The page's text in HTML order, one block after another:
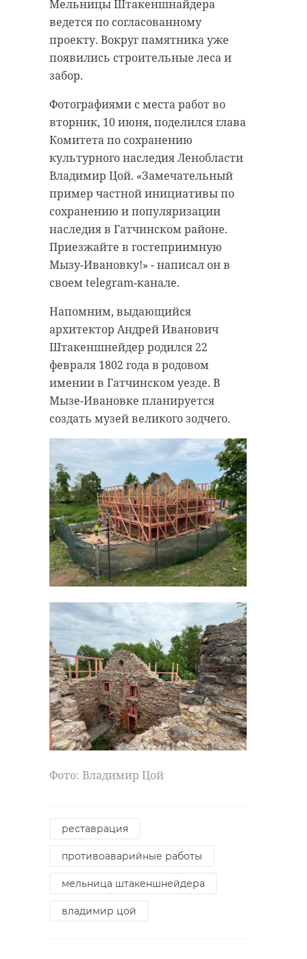
Мельницы Штакеншнайдера
ведется по согласованному
проекту. Вокруг памятника уже
появились строительные леса и
забор.
Фотографиями с места работ во
вторник, 10 июня, поделился глава
Комитета по сохранению
культурного наследия Ленобласти
Владимир Цой. «Замечательный
пример частной инициативы по
сохранению и популяризации
наследия в Гатчинском районе.
Приезжайте в гостеприимную
Мызу-Ивановку!» - написал он в
своем telegram-канале.
Напомним, выдающийся
архитектор Андрей Иванович
Штакеншнейдер родился 22
февраля 1802 года в родовом
имении в Гатчинском уезде. В
Мызе-Ивановке планируется
создать музей великого зодчего.
Фото: Владимир Цой
реставрация
противоаварийные работы
мельница штакеншнейдера
владимир цой
Как отметила глава комитета
Рамила Агаева, такие акции
формируют уважительное
отношение к природе и
укрепляют общественное
единство.
Фото: Госэконадзор Ленобласти
посадка деревьев
госэконадзор Тихвине
Поделиться статьей:
РЕКОМЕНДУЕМ
В Токсово
ликвидировали
контейнерных
площадок
07 июля, 06:51
В Шапках
для сброса
карьерных
08 июля, 07:36
Москву в термоконтейнере.
Первый птенец вылупился 3
июня, второй — 4 июня. Вес —
около 70 граммов. Пол определят
пушком, первое оперение
появится через 3–4 недели, а
летать они начнут к концу лета.
Пока малыши живут по
отдельности, чтобы избежать
драк, но вскоре их познакомят.
Зоологи кормят их вручную: дают
рыбу, перепелиное яйцо и
насекомых. Птенцы уже гуляли на
солнце и легко идут на контакт со
переселят в уличный вольер
рядом с дрофами — увидеть
журавлят смогут и посетители.
московский зоопарк
редкие птицы
Поделиться статьей: